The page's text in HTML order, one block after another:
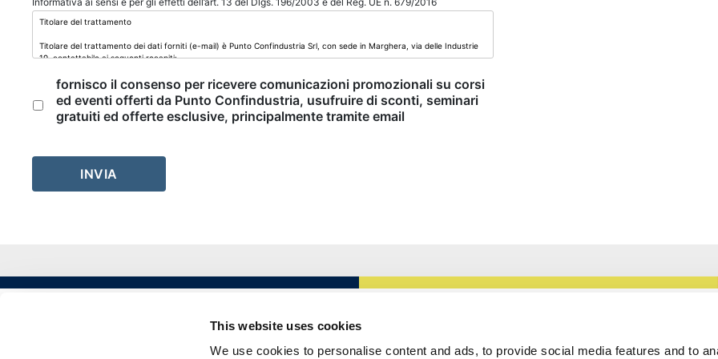
This website uses cookies
We use cookies to personalise content and ads, to provide social media features and to
fornisco il consenso per ricevere comunicazioni promozionali su corsi
ed eventi offerti da Punto Confindustria, usufruire di sconti, seminari
gratuiti ed offerte esclusive, principalmente tramite email
via delle Industrie 19, 30175 Marghera-Venezia